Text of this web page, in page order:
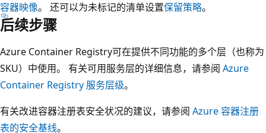
容器映像。 还可以为未标记的清单设置保留策略。
后续步骤
Azure Container Registry可在提供不同功能的多个层（也称为
SKU）中使用。 有关可用服务层的详细信息，请参阅 Azure
Container Registry 服务层级。
有关改进容器注册表安全状况的建议，请参阅 Azure 容器注册
表的安全基线。